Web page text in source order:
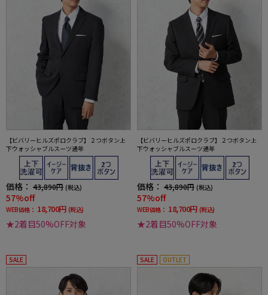
【ビバリーヒルズポロクラブ】２つボタン上
下ウォッシャブルスーツ通年
価格： 43,890円 (税込)
57%off
WEB価格： 18,700円 (税込)
★2着目50%OFF対象
【ビバリーヒルズポロクラブ】２つボタン上
下ウォッシャブルスーツ通年
価格： 43,890円 (税込)
57%off
WEB価格： 18,700円 (税込)
★2着目50%OFF対象
SALE SALE OUTLET